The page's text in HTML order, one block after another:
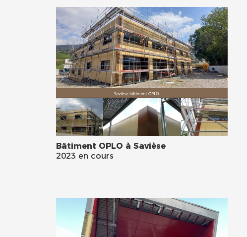
Bâtiment OPLO à Savièse
2023 en cours